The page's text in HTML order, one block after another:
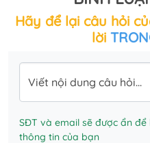
Hãy để lại câu hỏi
lời
Viết nội dung câu hỏi...
SĐT và email sẽ được ẩn
thông tin của bạn